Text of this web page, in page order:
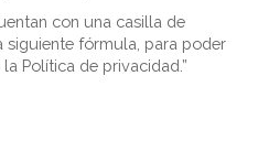
con una casilla de
fórmula, para poder
Política de privacidad.”